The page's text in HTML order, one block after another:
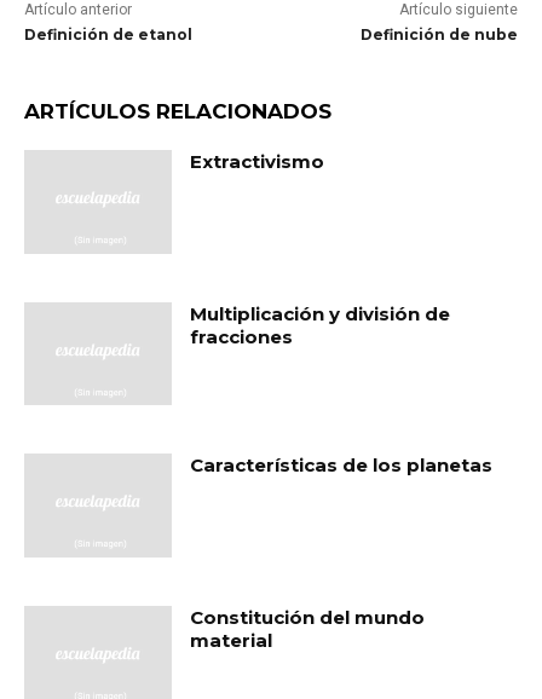
Artículo anterior
Definición de etanol
Artículo siguiente
Definición de nube
ARTÍCULOS RELACIONADOS
Extractivismo
Multiplicación y división de
fracciones
Características de los planetas
Constitución del mundo
material